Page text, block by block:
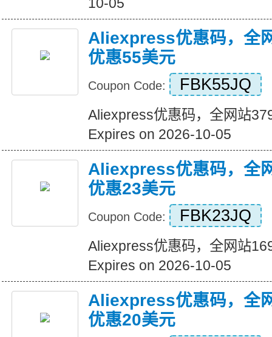
Aliexpress优惠码，全
优惠55美元
Coupon Code: FBK55JQ
Aliexpress优惠码，全网站
Expires on 2026-10-05
Aliexpress优惠码，全
优惠23美元
Coupon Code: FBK23JQ
Aliexpress优惠码，全网站
Expires on 2026-10-05
Aliexpress优惠码，全
优惠20美元